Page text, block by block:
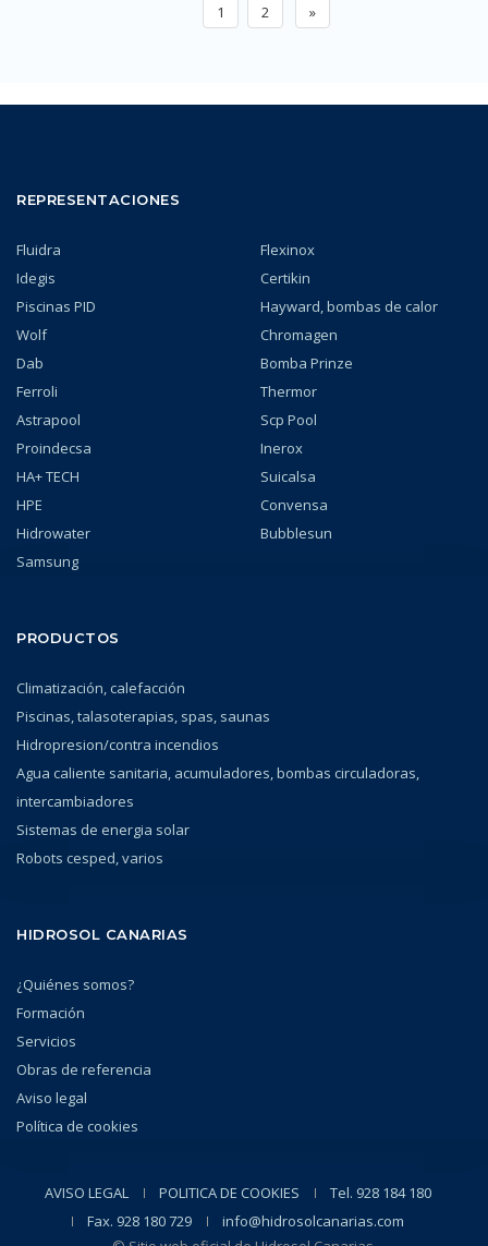
1 2 »
REPRESENTACIONES
Fluidra
Flexinox
Idegis
Certikin
Piscinas PID
Hayward, bombas de calor
Wolf
Chromagen
Dab
Bomba Prinze
Ferroli
Thermor
Astrapool
Scp Pool
Proindecsa
Inerox
HA+ TECH
Suicalsa
HPE
Convensa
Hidrowater
Bubblesun
Samsung
PRODUCTOS
Climatización, calefacción
Piscinas, talasoterapias, spas, saunas
Hidropresion/contra incendios
Agua caliente sanitaria, acumuladores, bombas circuladoras,
intercambiadores
Sistemas de energia solar
Robots cesped, varios
HIDROSOL CANARIAS
¿Quiénes somos?
Formación
Servicios
Obras de referencia
Aviso legal
Política de cookies
AVISO LEGAL POLITICA DE COOKIES
Tel. 928 184 180
Fax. 928 180 729
info@hidrosolcanarias.com